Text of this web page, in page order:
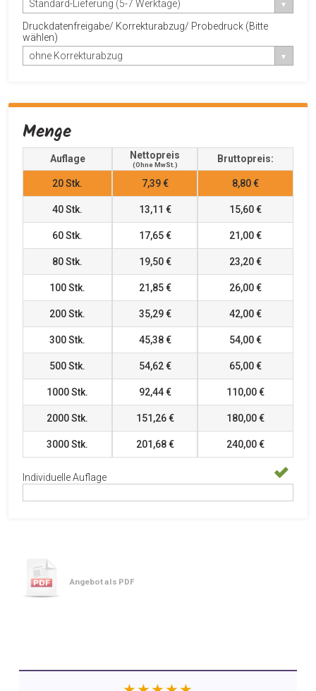
Standard-Lieferung (5-7 Werktage)
Druckdatenfreigabe/ Korrekturabzug/ Probedruck (Bitte
wählen)
ohne Korrekturabzug
Menge
Auflage Nettopreis
(ohne MwSt.)
Bruttopreis:
20Stk. 7,39 € 8,80 €
40Stk. 13,11 € 15,60 €
60Stk. 17,65 € 21,00 €
80Stk. 19,50 € 23,20 €
100Stk. 21,85 € 26,00 €
200Stk. 35,29 € 42,00 €
300Stk. 45,38 € 54,00 €
500Stk. 54,62 € 65,00 €
1000Stk. 92,44 € 110,00 €
2000Stk. 151,26 € 180,00 €
3000Stk. 201,68 € 240,00 €
Individuelle Auflage
Angebot als PDF